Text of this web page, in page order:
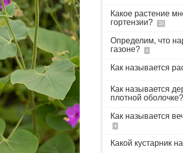
Какое растение
гортензии?
20
Определим, что
газоне?
4
Как называется
Как называется
плотной оболочке?
Как называется
4
Какой кустарник